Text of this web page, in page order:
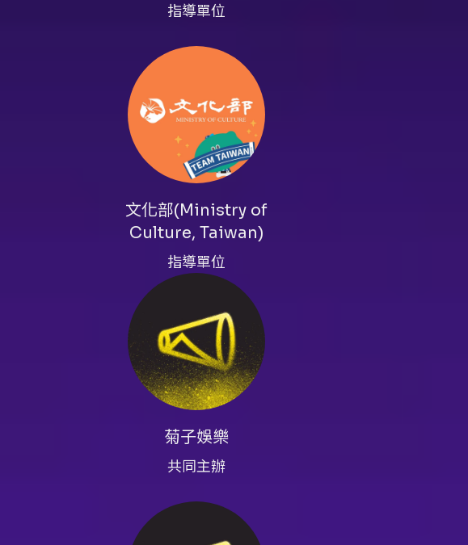
「小聰明」「應對之道」等社會行為，從另一角度
互動與場面變換下仍維持演出品質。節目聲稱「
默化解日常壓力、職場煩惱與人際困境，這樣的
議六歲以上觀眾觀賞（節目非明確親子節目），現
會被邀請參與舞台環節；而偏好沉浸式、即興及
賓而呈現出不同版本的內容，重看價值高，適合
是英雄的既有口碑，集合多位長年於綜藝與戲劇場
為主題的教戰式娛樂演出。觀眾可期待在兩小時左
化，以及與演者共同完成舞台故事的獨特體驗。
購票與入場須知： - 建議年齡：本演出建議六歲以
維護演出品質及其他觀眾權益，遲到或演出中途
台，購票前請自行斟酌是否願意參與或被點名上
先註冊成為會員。部分折扣方案若需使用文化幣
FamiPort、萊爾富Life-ET）可購買，超商購票僅
票方式：國內郵寄（另收50元郵資）、部分場館
票期限：最晚須於演出日10日前（不含演出日）
先退票後重新購買。 - 退票流程：以電子票或未
並附上存摺照片辦理。已取紙本票可臨櫃或郵寄辦
符合原優惠條件，套票退票無法單張辦理。 優惠
無法於超商購買，請於購票頁面確認折扣適用性
指導單位
文化部(Ministry of
Culture, Taiwan)
指導單位
菊子娛樂
共同主辦